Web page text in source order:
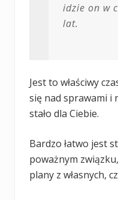
idzie on w
lat.
Jest to właściwy
się nad sprawami i
stało dla Ciebie.
Bardzo łatwo jest
poważnym
plany z własnych,